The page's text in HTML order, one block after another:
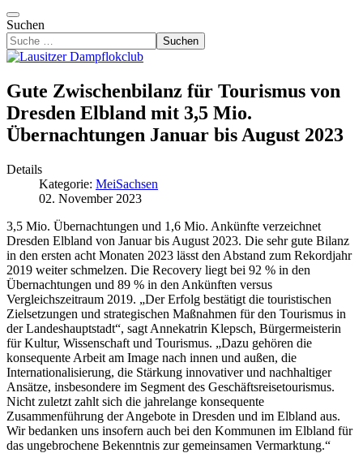
Suchen
Suchen
Gute Zwischenbilanz für Tourismus von
Dresden Elbland mit 3,5 Mio.
Übernachtungen Januar bis August 2023
Details
Kategorie: MeiSachsen
02. November 2023
3,5 Mio. Übernachtungen und 1,6 Mio. Ankünfte verzeichnet
Dresden Elbland von Januar bis August 2023. Die sehr gute Bilanz
in den ersten acht Monaten 2023 lässt den Abstand zum Rekordjahr
2019 weiter schmelzen. Die Recovery liegt bei 92 % in den
Übernachtungen und 89 % in den Ankünften versus
Vergleichszeitraum 2019. „Der Erfolg bestätigt die touristischen
Zielsetzungen und strategischen Maßnahmen für den Tourismus in
der Landeshauptstadt“, sagt Annekatrin Klepsch, Bürgermeisterin
für Kultur, Wissenschaft und Tourismus. „Dazu gehören die
konsequente Arbeit am Image nach innen und außen, die
Internationalisierung, die Stärkung innovativer und nachhaltiger
Ansätze, insbesondere im Segment des Geschäftsreisetourismus.
Nicht zuletzt zahlt sich die jahrelange konsequente
Zusammenführung der Angebote in Dresden und im Elbland aus.
Wir bedanken uns insofern auch bei den Kommunen im Elbland für
das ungebrochene Bekenntnis zur gemeinsamen Vermarktung.“